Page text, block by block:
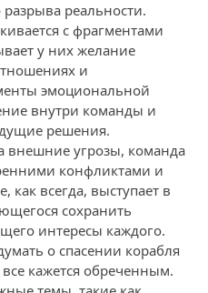
реальности.
с фрагментами
у них желание
и
эмоциональной
внутри команды и
решения.
внешние угрозы, команда
конфликтами и
как всегда, выступает в
сохранить
интересы каждого.
о спасении корабля
кажется обреченным.